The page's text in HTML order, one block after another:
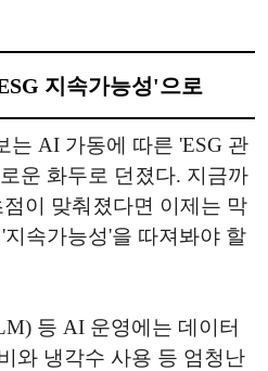
지속가능성'으로
는 AI 가동에 따른 'ESG 관
운 화두로 던졌다. 지금까
이 맞춰졌다면 이제는 막
속가능성'을 따져봐야 할
등 AI 운영에는 데이터
와 냉각수 사용 등 엄청난